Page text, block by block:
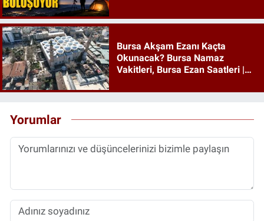
Bursa Akşam Ezanı Kaçta
Okunacak? Bursa Namaz
Vakitleri, Bursa Ezan Saatleri |
Yorumlar